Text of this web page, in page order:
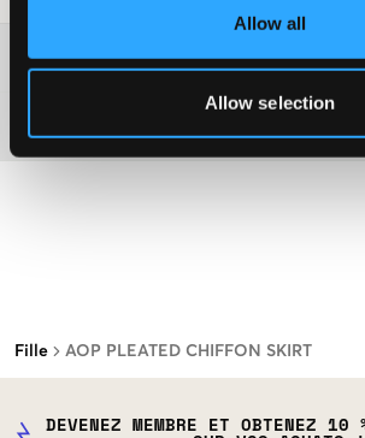
Allow all
Allow selection
Fille AOP PLEATED CHIFFON SKIRT
Plus d'informations sur les instructions
DEVENEZ MEMBRE ET OBTENEZ 10